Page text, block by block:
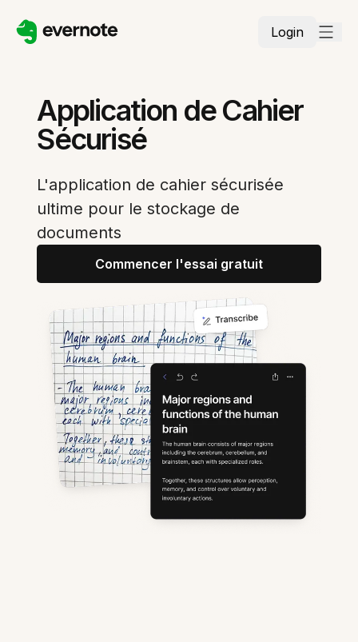
Login
Application de Cahier
Sécurisé
L'application de cahier sécurisée
ultime pour le stockage de
documents
Commencer l'essai gratuit